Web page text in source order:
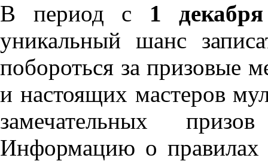
В период с 1 декабря
уникальный шанс
побороться за призовые
и настоящих мастеров
замечательных
Информацию о правилах